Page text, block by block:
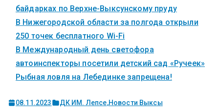
байдарках по Верхне-Выксунскому пруду
В Нижегородской области за полгода открыли
250 точек бесплатного Wi-Fi
В Международный день светофора
автоинспекторы посетили детский сад «Ручеек»
Рыбная ловля на Лебединке запрещена!
08.11.2023 ДК ИМ. Лепсе,Новости Выксы